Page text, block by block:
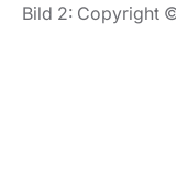
Bild 2: Copyright